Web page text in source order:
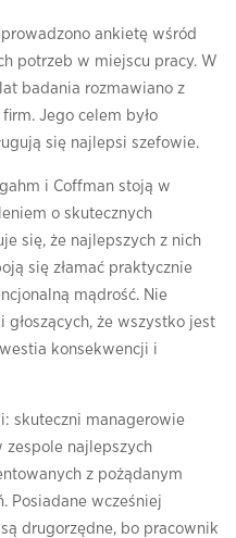
ankietę wśród
potrzeb w miejscu pracy. W
badania rozmawiano z
Jego celem było
się najlepsi szefowie.
i Coffman stoją w
o skutecznych
się, że najlepszych z nich
się złamać praktycznie
mądrość. Nie
że wszystko jest
konsekwencji i
skuteczni managerowie
zespole najlepszych
z pożądanym
Posiadane wcześniej
drugorzędne, bo pracownik